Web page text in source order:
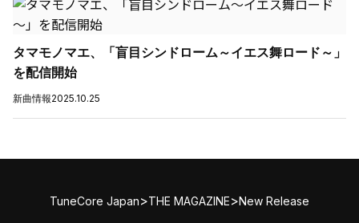
タマモノマエ、「盲目シンドローム～イエス舞ロード～」
を配信開始
新曲情報2025.10.25
TuneCore Japan>THE MAGAZINE>New Release